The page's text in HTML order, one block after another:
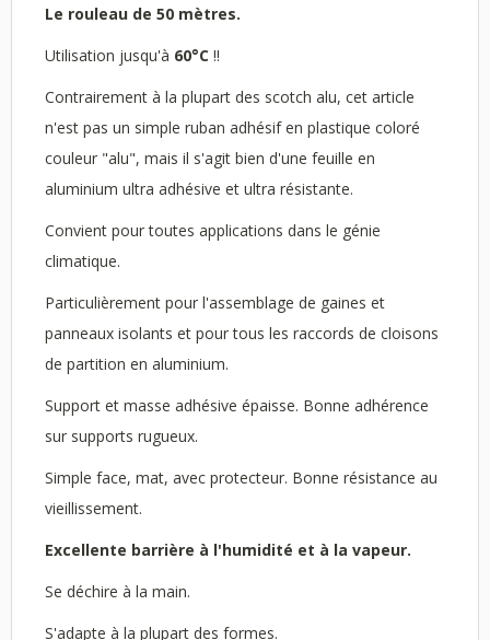
Le rouleau de 50 mètres.
Utilisation jusqu'à 60°C !!
Contrairement à la plupart des scotch alu, cet article
n'est pas un simple ruban adhésif en plastique coloré
couleur "alu", mais il s'agit bien d'une feuille en
aluminium ultra adhésive et ultra résistante.
Convient pour toutes applications dans le génie
climatique.
Particulièrement pour l'assemblage de gaines et
panneaux isolants et pour tous les raccords de cloisons
de partition en aluminium.
Support et masse adhésive épaisse. Bonne adhérence
sur supports rugueux.
Simple face, mat, avec protecteur. Bonne résistance au
vieillissement.
Excellente barrière à l'humidité et à la vapeur.
Se déchire à la main.
S'adapte à la plupart des formes.